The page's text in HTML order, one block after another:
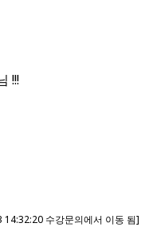
!!!
수강문의에서 이동 됨]